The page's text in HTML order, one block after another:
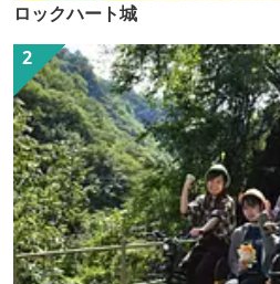
ロックハート城